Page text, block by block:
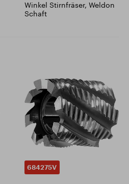
Winkel Stirnfräser, Weldon
Schaft
684275V